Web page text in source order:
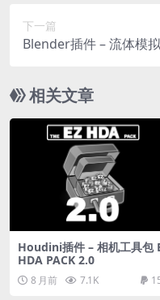
下一篇
Blender插件 – 流体模
相关文章
Houdini插件 – 相机工具包
HDA PACK 2.0
8 月前 7.1K